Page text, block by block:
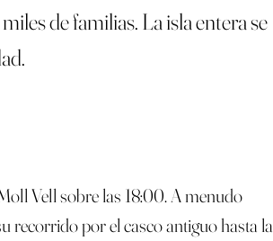
de familias. La isla entera se
Vell sobre las 18:00. A menudo
recorrido por el casco antiguo hasta la